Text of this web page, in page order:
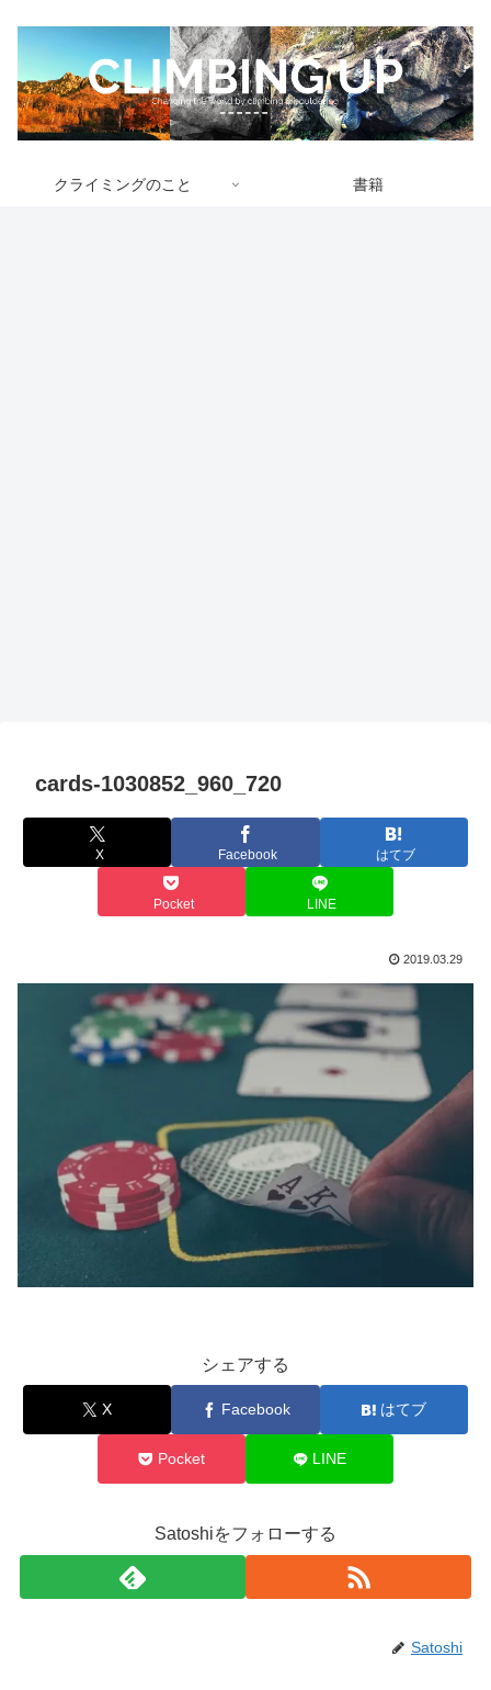
クライミングのこと 書籍
cards-1030852_960_720
X Facebook はてブ
Pocket LINE
2019.03.29
シェアする
X Facebook はてブ
Pocket LINE
Satoshiをフォローする
Satoshi